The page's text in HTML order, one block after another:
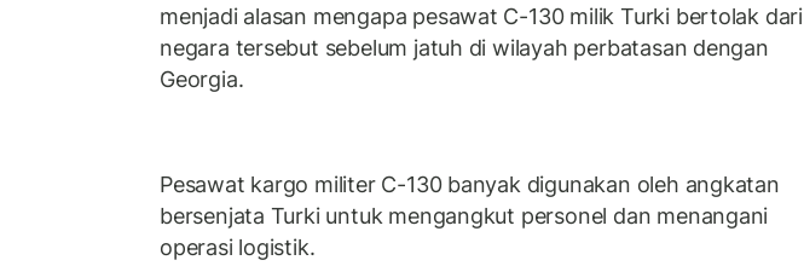
menjadi alasan mengapa pesawat C-130 milik Turki bertolak dari
negara tersebut sebelum jatuh di wilayah perbatasan dengan
Georgia.
Pesawat kargo militer C-130 banyak digunakan oleh angkatan
bersenjata Turki untuk mengangkut personel dan menangani
operasi logistik.